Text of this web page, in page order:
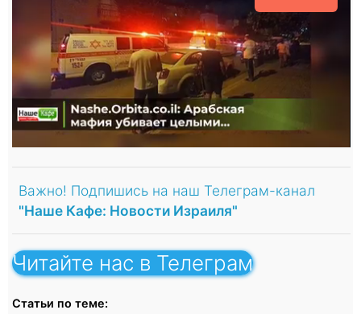
Важно! Подпишись на наш Телеграм-канал
"Наше Кафе: Новости Израиля"
Читайте нас в Телеграм
Статьи по теме: